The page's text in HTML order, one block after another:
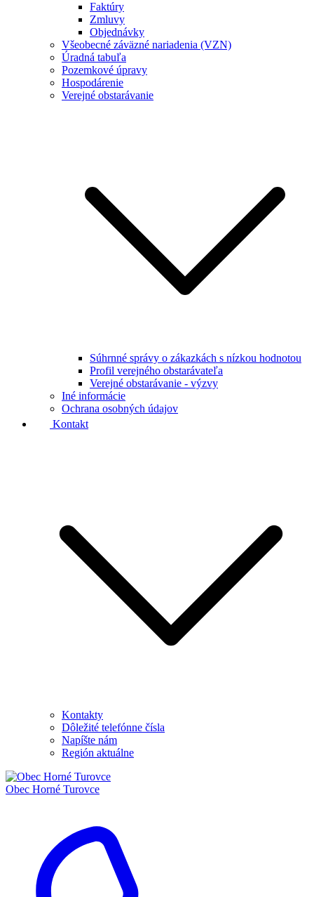
Faktúry
Zmluvy
Objednávky
Všeobecné záväzné nariadenia (VZN)
Úradná tabuľa
Pozemkové úpravy
Hospodárenie
Verejné obstarávanie
Súhrnné správy o zákazkách s nízkou hodnotou
Profil verejného obstarávateľa
Verejné obstarávanie - výzvy
Iné informácie
Ochrana osobných údajov
Kontakt
Kontakty
Dôležité telefónne čísla
Napíšte nám
Región aktuálne
Obec Horné Turovce